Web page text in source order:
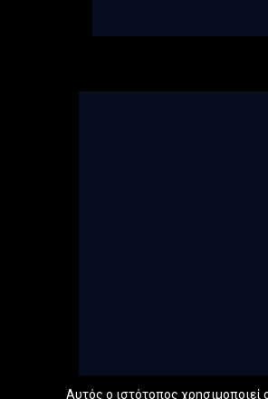
Αυτός ο ιστότοπος χρησιμοποιεί